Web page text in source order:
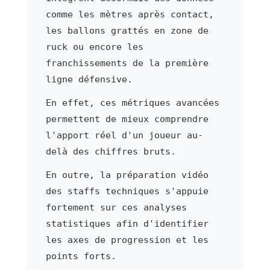
comme les mètres après contact,
les ballons grattés en zone de
ruck ou encore les
franchissements de la première
ligne défensive.
En effet, ces métriques avancées
permettent de mieux comprendre
l'apport réel d'un joueur au-
delà des chiffres bruts.
En outre, la préparation vidéo
des staffs techniques s'appuie
fortement sur ces analyses
statistiques afin d'identifier
les axes de progression et les
points forts.